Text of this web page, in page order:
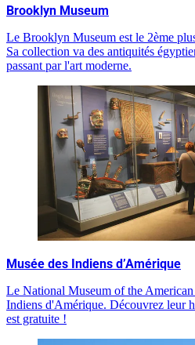
Brooklyn Museum
Le Brooklyn Museum est le 2ème
Sa collection va des antiquités
passant par l'art moderne.
Musée des Indiens d’Amérique
Le National Museum of the
Indiens d'Amérique. Découvrez leur
est gratuite !